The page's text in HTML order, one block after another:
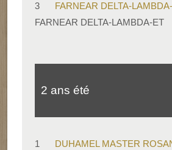
3
FARNEAR DELTA-
FARNEAR DELTA-LAMBDA-ET
2 ans été
1 DUHAMEL MASTER